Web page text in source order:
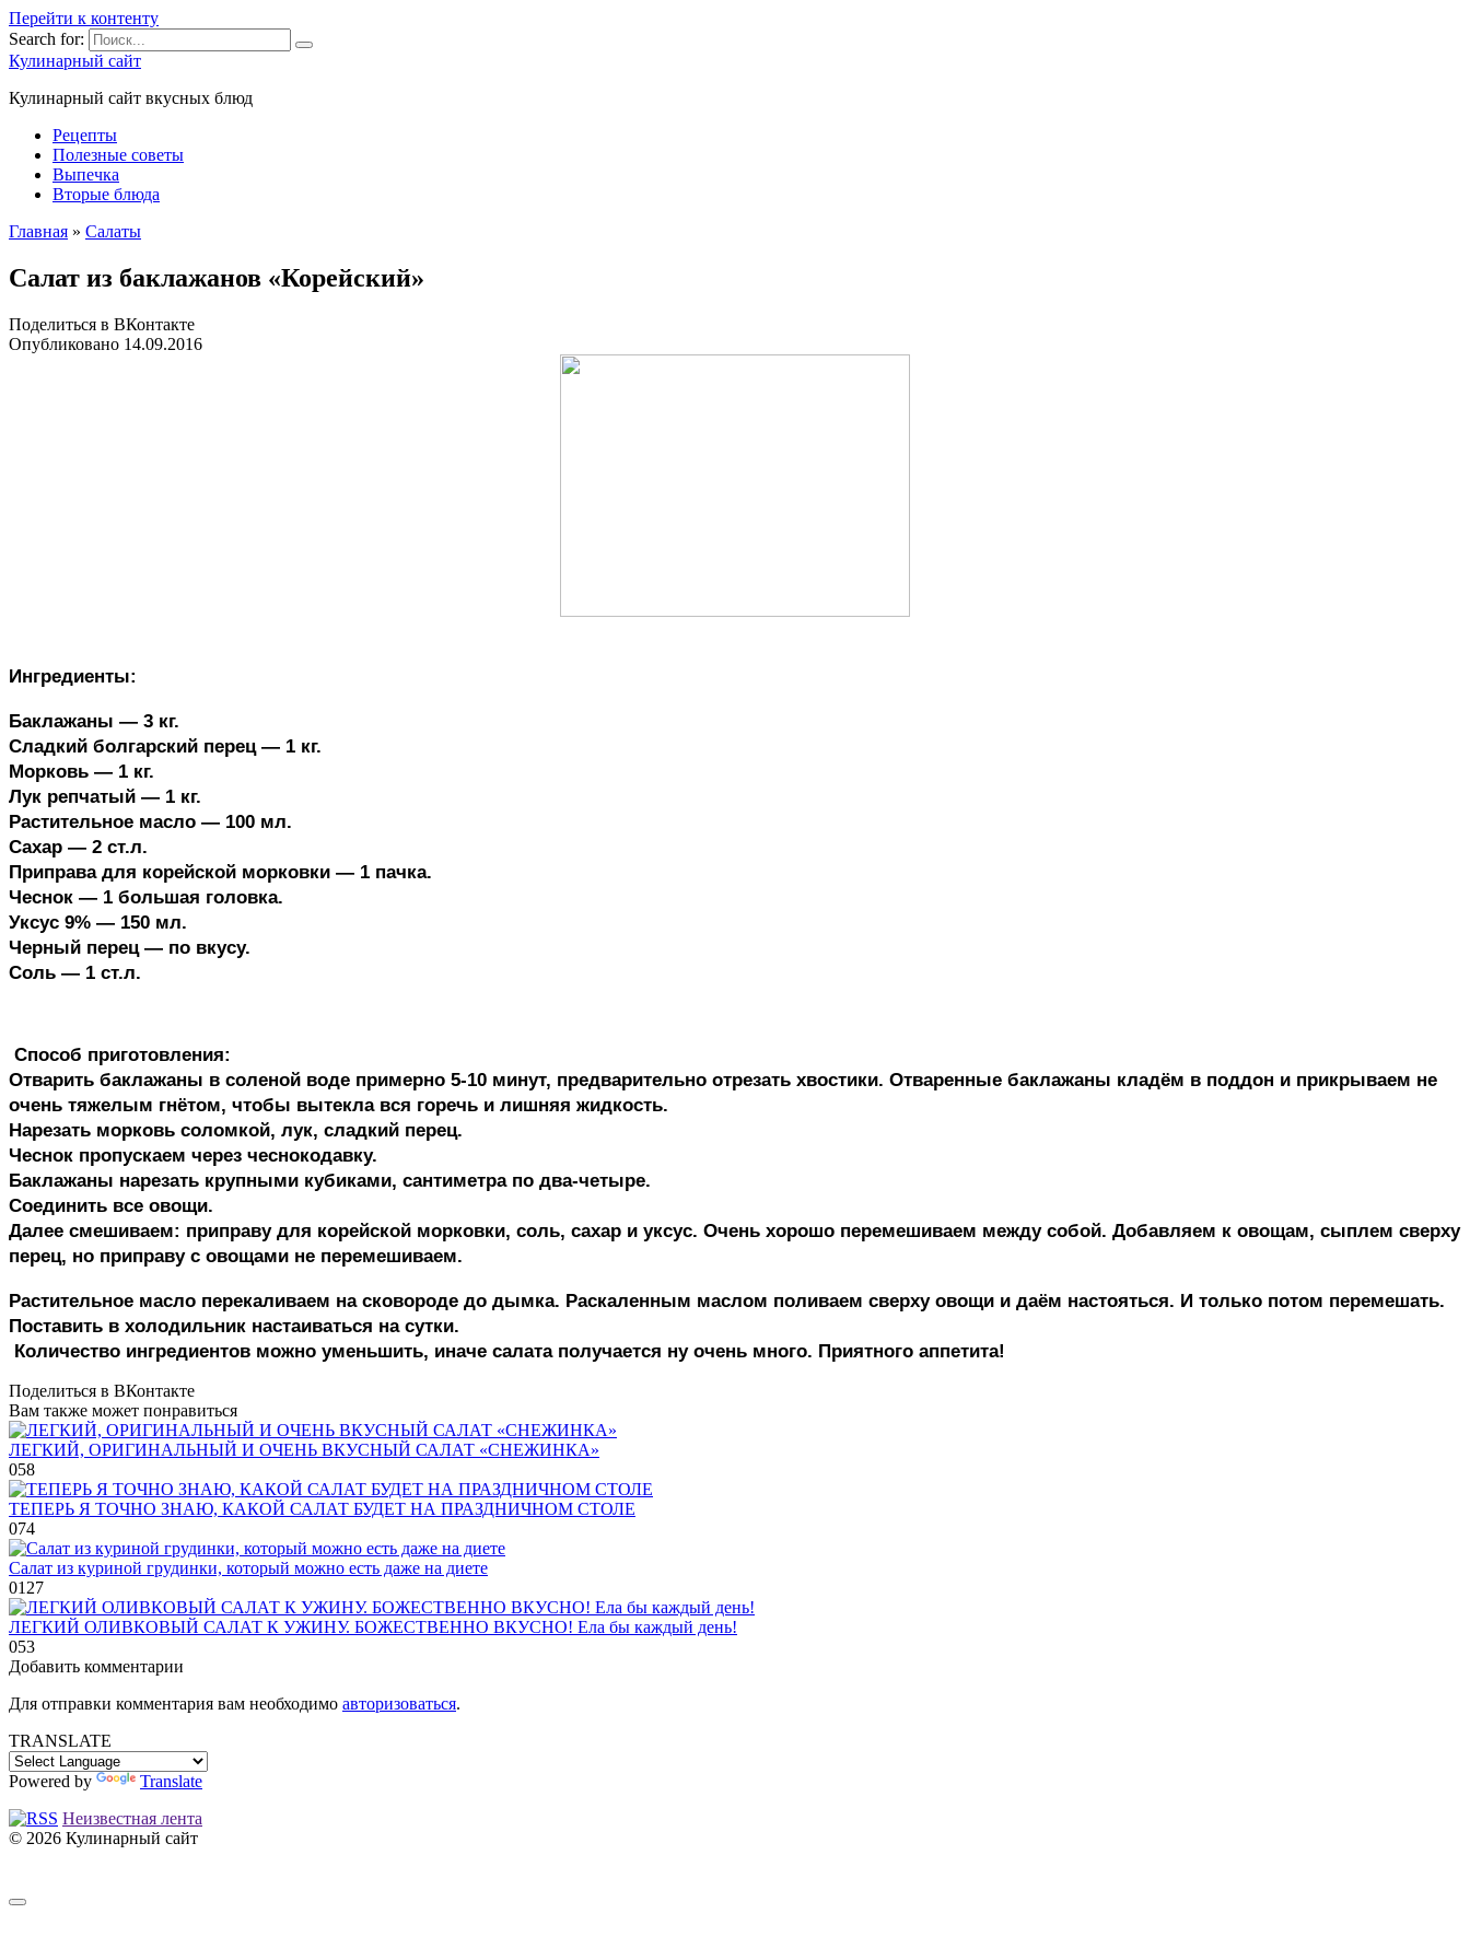
Перейти к контенту
Search for:
Кулинарный сайт
Кулинарный сайт вкусных блюд
Рецепты
Полезные советы
Выпечка
Вторые блюда
Главная » Салаты
Салат из баклажанов «Корейский»
Поделиться в ВКонтакте
Опубликовано 14.09.2016
Ингредиенты:
Баклажаны — 3 кг.
Сладкий болгарский перец — 1 кг.
Морковь — 1 кг.
Лук репчатый — 1 кг.
Растительное масло — 100 мл.
Сахар — 2 ст.л.
Приправа для корейской морковки — 1 пачка.
Чеснок — 1 большая головка.
Уксус 9% — 150 мл.
Черный перец — по вкусу.
Соль — 1 ст.л.
Способ приготовления:
Отварить баклажаны в соленой воде примерно 5-10 минут, предварительно отрезать хвостики. Отваренные баклажаны кладём в поддон и прикрываем не
очень тяжелым гнётом, чтобы вытекла вся горечь и лишняя жидкость.
Нарезать морковь соломкой, лук, сладкий перец.
Чеснок пропускаем через чеснокодавку.
Баклажаны нарезать крупными кубиками, сантиметра по два-четыре.
Соединить все овощи.
Далее смешиваем: приправу для корейской морковки, соль, сахар и уксус. Очень хорошо перемешиваем между собой. Добавляем к овощам, сыплем сверху
перец, но приправу с овощами не перемешиваем.
Растительное масло перекаливаем на сковороде до дымка. Раскаленным маслом поливаем сверху овощи и даём настояться. И только потом перемешать.
Поставить в холодильник настаиваться на сутки.
Количество ингредиентов можно уменьшить, иначе салата получается ну очень много. Приятного аппетита!
Поделиться в ВКонтакте
Вам также может понравиться
ЛЕГКИЙ, ОРИГИНАЛЬНЫЙ И ОЧЕНЬ ВКУСНЫЙ САЛАТ «СНЕЖИНКА»
058
ТЕПЕРЬ Я ТОЧНО ЗНАЮ, КАКОЙ САЛАТ БУДЕТ НА ПРАЗДНИЧНОМ СТОЛЕ
074
Салат из куриной грудинки, который можно есть даже на диете
0127
ЛЕГКИЙ ОЛИВКОВЫЙ САЛАТ К УЖИНУ. БОЖЕСТВЕННО ВКУСНО! Ела бы каждый день!
053
Добавить комментарии
Для отправки комментария вам необходимо авторизоваться.
TRANSLATE
Powered by
Translate
Неизвестная лента
© 2026 Кулинарный сайт